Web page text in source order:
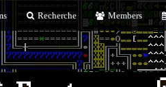
Recherche Members